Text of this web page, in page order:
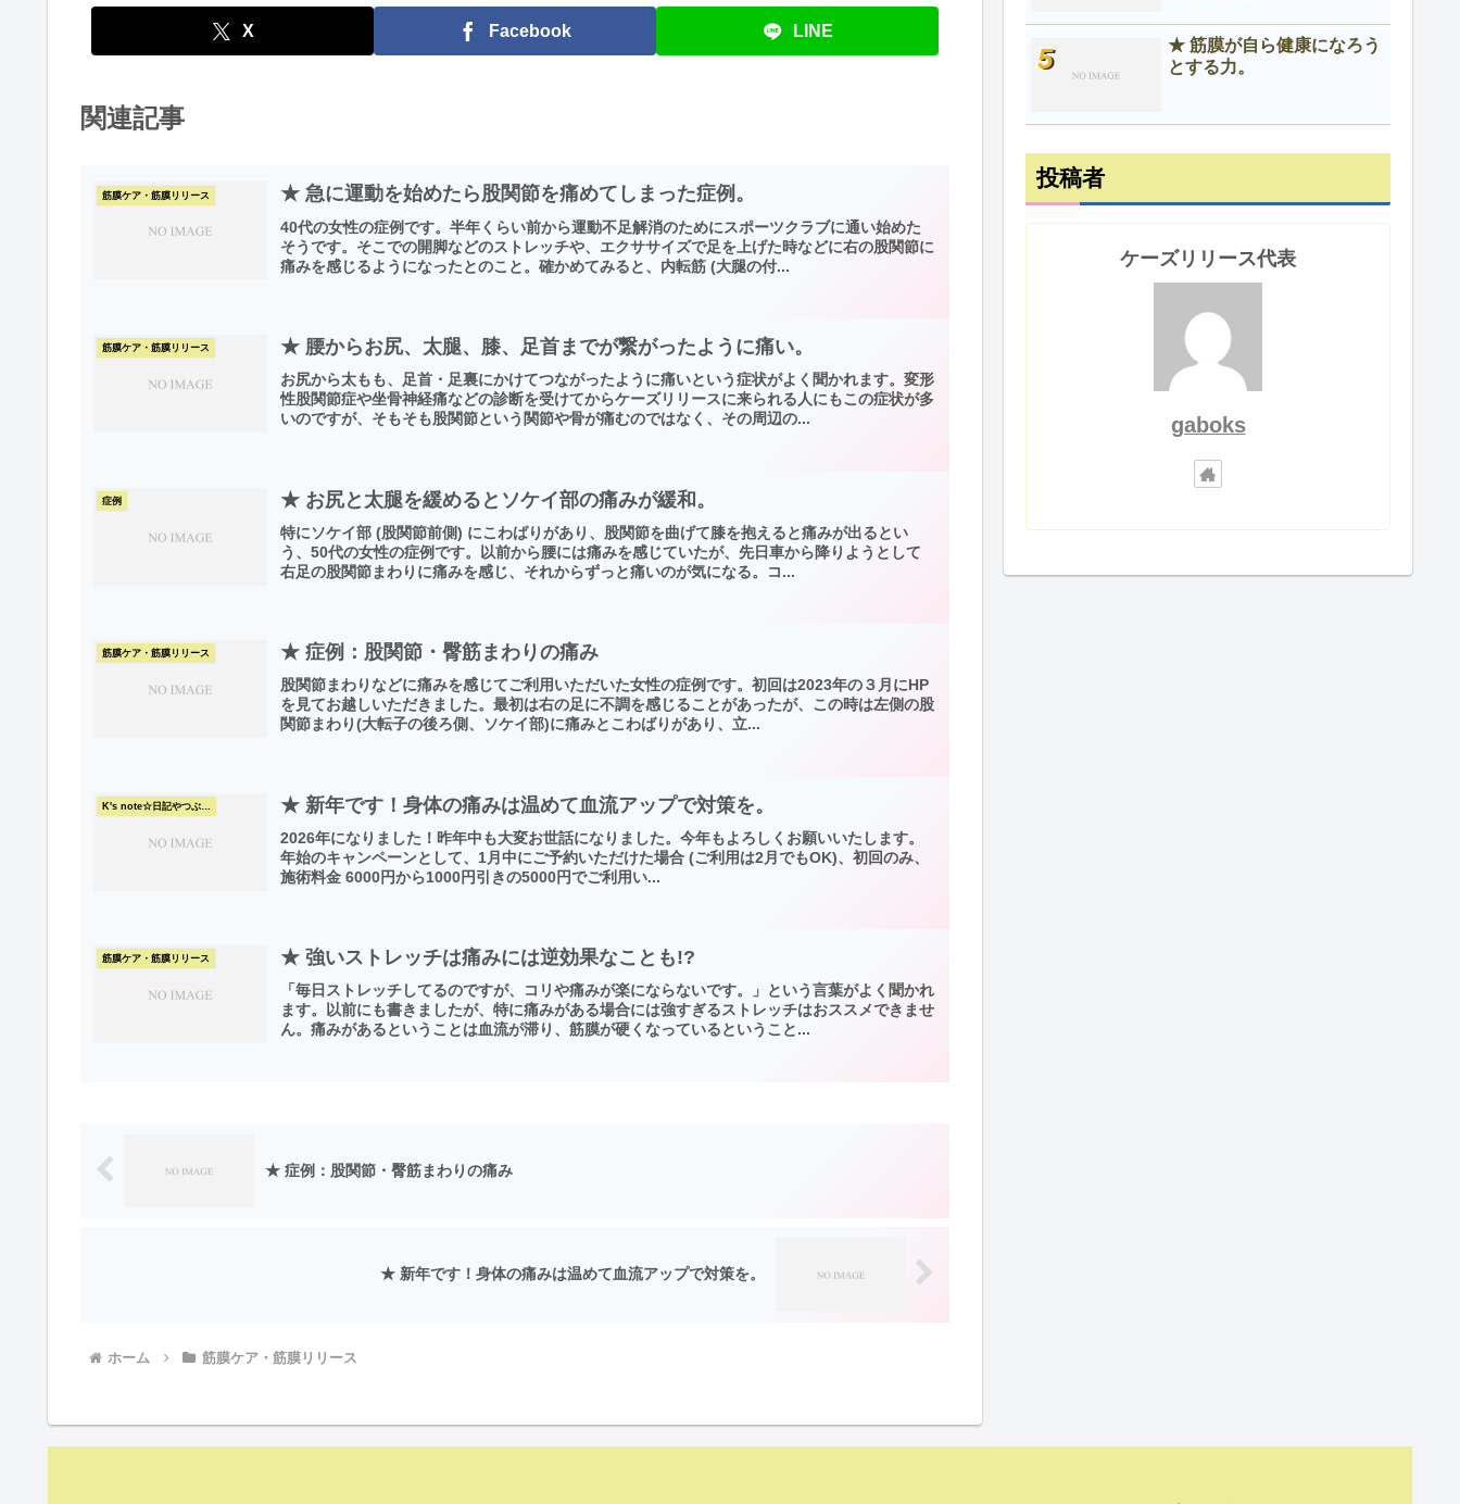
X Facebook LINE
関連記事
筋膜ケア・筋膜リリース ★ 急に運動を始めたら股関節を痛めてしまった症例。
40代の女性の症例です。半年くらい前から運動不足解消のためにスポーツクラブに通い始めた
そうです。そこでの開脚などのストレッチや、エクササイズで足を上げた時などに右の股関節に
痛みを感じるようになったとのこと。確かめてみると、内転筋 (大腿の付...
筋膜ケア・筋膜リリース ★ 腰からお尻、太腿、膝、足首までが繋がったように痛い。
お尻から太もも、足首・足裏にかけてつながったように痛いという症状がよく聞かれます。変形
性股関節症や坐骨神経痛などの診断を受けてからケーズリリースに来られる人にもこの症状が多
いのですが、そもそも股関節という関節や骨が痛むのではなく、その周辺の...
症例 ★ お尻と太腿を緩めるとソケイ部の痛みが緩和。
特にソケイ部 (股関節前側) にこわばりがあり、股関節を曲げて膝を抱えると痛みが出るとい
う、50代の女性の症例です。以前から腰には痛みを感じていたが、先日車から降りようとして
右足の股関節まわりに痛みを感じ、それからずっと痛いのが気になる。コ...
筋膜ケア・筋膜リリース ★ 症例：股関節・臀筋まわりの痛み
股関節まわりなどに痛みを感じてご利用いただいた女性の症例です。初回は2023年の３月にHP
を見てお越しいただきました。最初は右の足に不調を感じることがあったが、この時は左側の股
関節まわり(大転子の後ろ側、ソケイ部)に痛みとこわばりがあり、立...
★ 新年です！身体の痛みは温めて血流アップで対策を。
2026年になりました！昨年中も大変お世話になりました。今年もよろしくお願いいたします。
年始のキャンペーンとして、1月中にご予約いただけた場合 (ご利用は2月でもOK)、初回のみ、
施術料金 6000円から1000円引きの5000円でご利用い...
筋膜ケア・筋膜リリース ★ 強いストレッチは痛みには逆効果なことも!?
「毎日ストレッチしてるのですが、コリや痛みが楽にならないです。」という言葉がよく聞かれ
ます。以前にも書きましたが、特に痛みがある場合には強すぎるストレッチはおススメできませ
ん。痛みがあるということは血流が滞り、筋膜が硬くなっているということ...
★ 症例：股関節・臀筋まわりの痛み
★ 新年です！身体の痛みは温めて血流アップで対策を。
ホーム 筋膜ケア・筋膜リリース
★ 筋膜が自ら健康になろう
とする力。
投稿者
ケーズリリース代表
gaboks